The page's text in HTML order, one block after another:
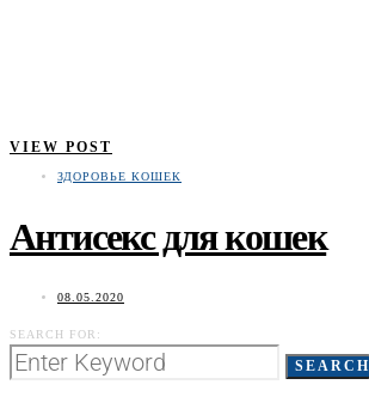
VIEW POST
ЗДОРОВЬЕ КОШЕК
Антисекс для кошек
08.05.2020
SEARCH FOR:
SEARCH